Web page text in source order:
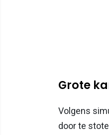
Grote
Volgens
door te